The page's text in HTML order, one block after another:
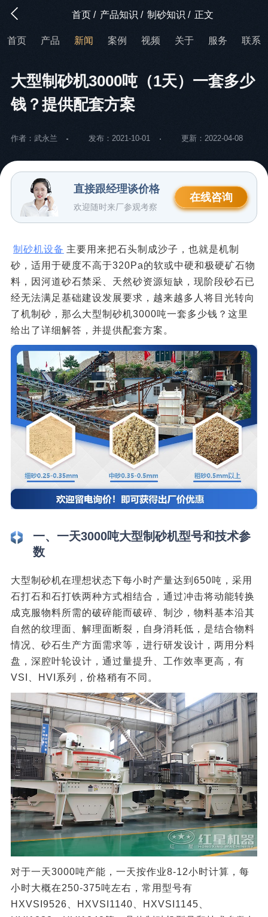
首页 / 产品知识 / 制砂知识 / 正文
首页 产品 新闻 案例 视频 关于 服务 联系
大型制砂机3000吨（1天）一套多少
钱？提供配套方案
作者：武永兰 发布：2021-10-01 更新：2022-04-08
直接跟经理谈价格
欢迎随时来厂参观考察
在线咨询
制砂机设备 主要用来把石头制成沙子，也就是机制
砂，适用于硬度不高于320Pa的软或中硬和极硬矿石物
料，因河道砂石禁采、天然砂资源短缺，现阶段砂石已
经无法满足基础建设发展要求，越来越多人将目光转向
了机制砂，那么大型制砂机3000吨一套多少钱？这里
给出了详细解答，并提供配套方案。
一、一天3000吨大型制砂机型号和技术参
数
大型制砂机在理想状态下每小时产量达到650吨，采用
石打石和石打铁两种方式相结合，通过冲击将动能转换
成克服物料所需的破碎能而破碎、制沙，物料基本沿其
自然的纹理面、解理面断裂，自身消耗低，是结合物料
情况、砂石生产方面需求等，进行研发设计，两用分料
盘，深腔叶轮设计，通过量提升、工作效率更高，有
VSI、HVI系列，价格稍有不同。
对于一天3000吨产能，一天按作业8-12小时计算，每
小时大概在250-375吨左右，常用型号有
HXVSI9526、HXVSI1140、HXVSI1145、